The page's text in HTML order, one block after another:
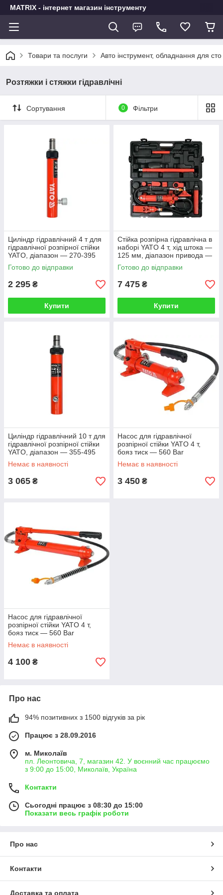
MATRIX - інтернет магазин інструменту
Товари та послуги Авто інструмент, обладнання для сто
Розтяжки і стяжки гідравлічні
Сортування 0 Фільтри
Циліндр гідравлічний 4 т для
гідравлічної розпірної стійки
YATO, діапазон — 270-395
мм.
Готово до відправки
2 295 ₴
Купити
Стійка розпірна гідравлічна в
наборі YATO 4 т, хід штока —
125 мм, діапазон привода —
270-395 мм.
Готово до відправки
7 475 ₴
Купити
Циліндр гідравлічний 10 т для
гідравлічної розпірної стійки
YATO, діапазон — 355-495
мм.
Немає в наявності
3 065 ₴
Насос для гідравлічної
розпірної стійки YATO 4 т,
бояз тиск — 560 Bar
Немає в наявності
3 450 ₴
Насос для гідравлічної
розпірної стійки YATO 4 т,
бояз тиск — 560 Bar
Немає в наявності
4 100 ₴
Про нас
94% позитивних з 1500 відгуків за рік
Працює з 28.09.2016
м. Миколаїв
пл. Леонтовича, 7, магазин 42. У воєнний час працюємо
з 9:00 до 15:00, Миколаїв, Україна
Контакти
Сьогодні працює з 08:30 до 15:00
Показати весь графік роботи
Про нас
Контакти
Доставка та оплата